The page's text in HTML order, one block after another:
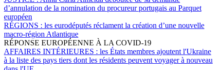
d’annulation de la nomination du procureur portugais au Parquet
européen
RÉGIONS : les eurodéputés réclament la création d’une nouvelle
macro-région Atlantique
RÉPONSE EUROPÉENNE À LA COVID-19
AFFAIRES INTÉRIEURES : les États membres ajoutent l'Ukraine
à la liste des pays tiers dont les résidents peuvent voyager à nouveau